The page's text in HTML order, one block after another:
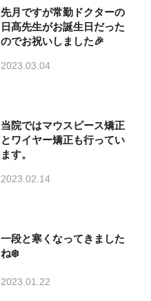
先月ですが常勤ドクターの
日髙先生がお誕生日だった
のでお祝いしました🎉
2023.03.04
当院ではマウスピース矯正
とワイヤー矯正も行ってい
ます。
2023.02.14
一段と寒くなってきました
ね❄️
2023.01.22